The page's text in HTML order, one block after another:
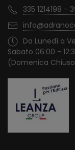
335 1214198 -
Da Lunedì a
Sabato 06:00 -
(Domenica